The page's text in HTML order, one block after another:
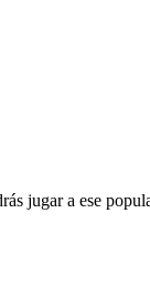
jugar a ese